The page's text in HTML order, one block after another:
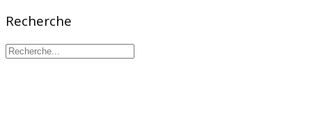
Recherche